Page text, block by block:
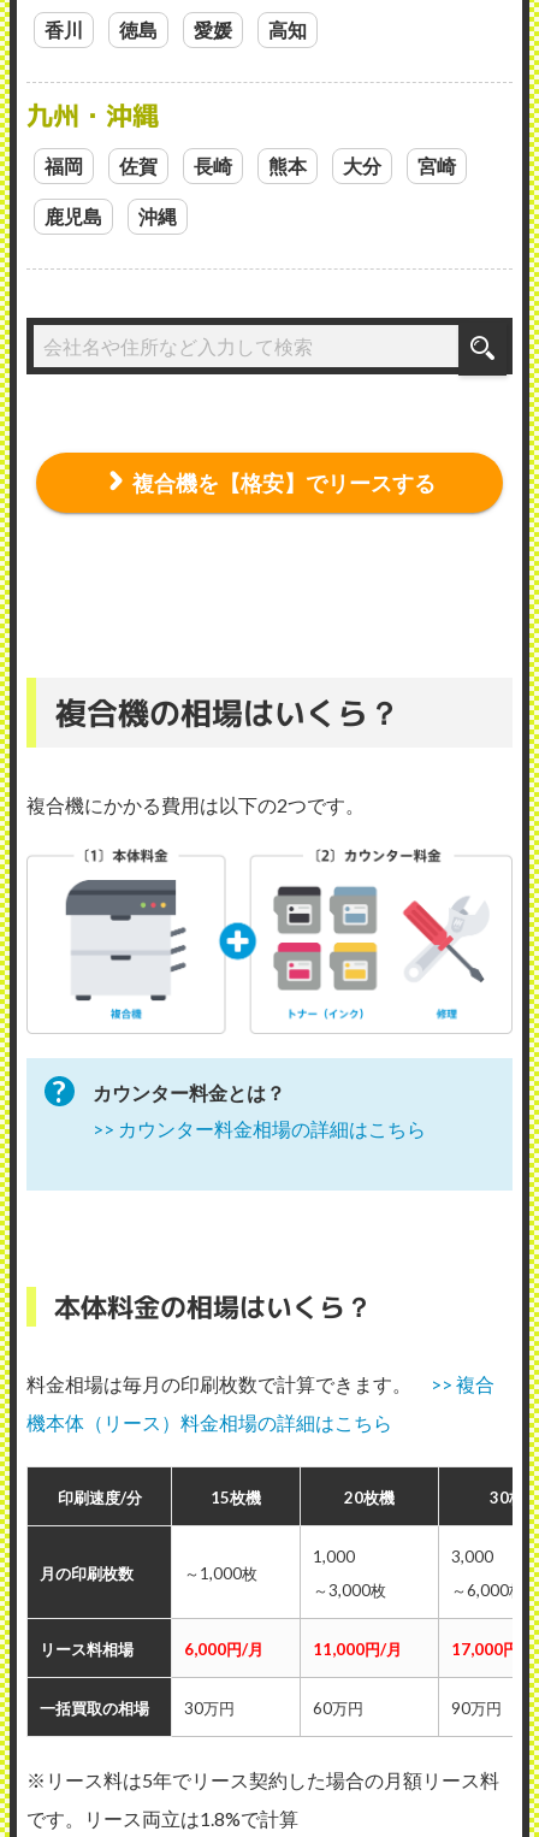
香川 徳島 愛媛 高知
九州・沖縄
福岡 佐賀 長崎 熊本 大分 宮崎
鹿児島 沖縄
複合機を【格安】でリースする
複合機の相場はいくら？
複合機にかかる費用は以下の2つです。
カウンター料金とは？
>> カウンター料金相場の詳細はこちら
本体料金の相場はいくら？
料金相場は毎月の印刷枚数で計算できます。
>> 複合
機本体（リース）料金相場の詳細はこちら
印刷速度/分 15枚機 20枚機 30枚機
月の印刷枚数 ～1,000枚
1,000
～3,000枚
3,000
～6,000枚
リース料相場 6,000円/月 11,000円/月 17,000円/月
一括買取の相場 30万円 60万円 90万円
※リース料は5年でリース契約した場合の月額リース料
です。リース両立は1.8%で計算